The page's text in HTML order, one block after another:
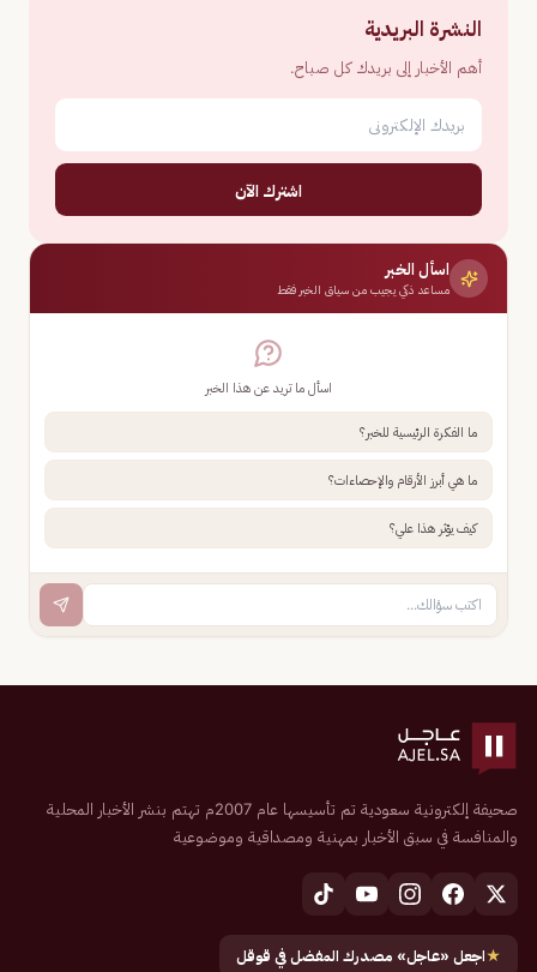
النشرة البريدية
أهم الأخبار إلى بريدك كل صباح.
اشترك الآن
اسأل الخبر
مساعد ذكي يجيب من سياق الخبر فقط
اسأل ما تريد عن هذا الخبر
ما الفكرة الرئيسية للخبر؟
ما هي أبرز الأرقام والإحصاءات؟
كيف يؤثر هذا علي؟
صحيفة إلكترونية سعودية تم تأسيسها عام 2007م تهتم بنشر الأخبار المحلية
والمنافسة في سبق الأخبار بمهنية ومصداقية وموضوعية
★اجعل «عاجل» مصدرك المفضل في قوقل